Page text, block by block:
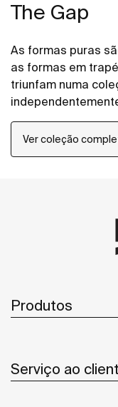
The Gap
As formas puras
as formas em
triunfam numa
de banho.
Ver coleção
Produtos
Serviço ao